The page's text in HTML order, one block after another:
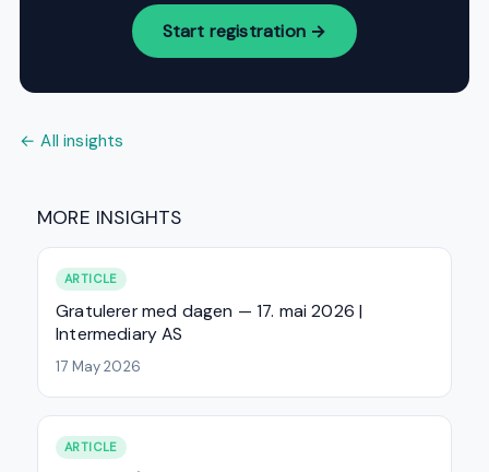
Start registration →
← All insights
MORE INSIGHTS
ARTICLE
Gratulerer med dagen — 17. mai 2026 |
Intermediary AS
17 May 2026
ARTICLE